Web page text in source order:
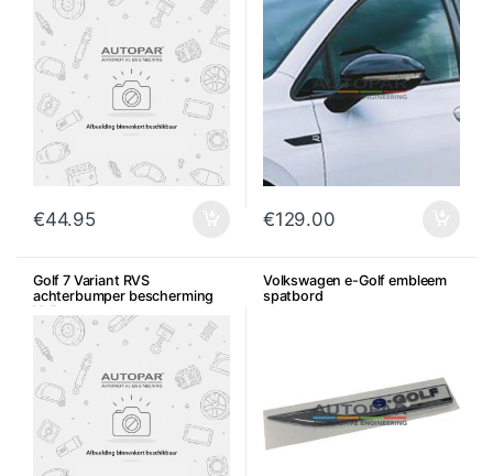
€44.95 €129.00
Golf 7 Variant RVS
achterbumper bescherming
Volkswagen
Volkswagen e-Golf embleem
spatbord